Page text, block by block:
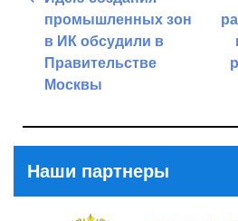
записям
промышленных зон
в ИК обсудили в
Правительстве
Москвы
Наши партнеры